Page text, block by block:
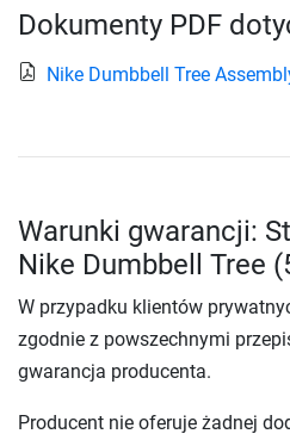
Dokumenty PDF
Nike Dumbbell Tree
Warunki gwarancji:
Nike Dumbbell Tree
W przypadku klientów
zgodnie z powszechnymi
gwarancja producenta.
Producent nie oferuje żadnej